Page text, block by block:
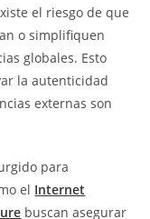
el riesgo de que
o simplifiquen
globales. Esto
la autenticidad
externas son
para
el Internet
buscan asegurar